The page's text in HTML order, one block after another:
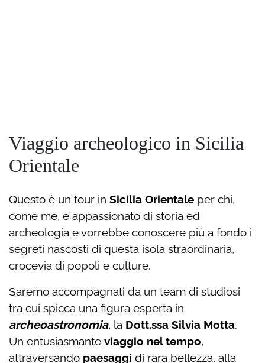
Viaggio archeologico in Sicilia
Orientale
Questo è un tour in Sicilia Orientale per chi,
come me, è appassionato di storia ed
archeologia e vorrebbe conoscere più a fondo i
segreti nascosti di questa isola straordinaria,
crocevia di popoli e culture.
Saremo accompagnati da un team di studiosi
tra cui spicca una figura esperta in
archeoastronomia, la Dott.ssa Silvia Motta.
Un entusiasmante viaggio nel tempo,
attraversando paesaggi di rara bellezza, alla